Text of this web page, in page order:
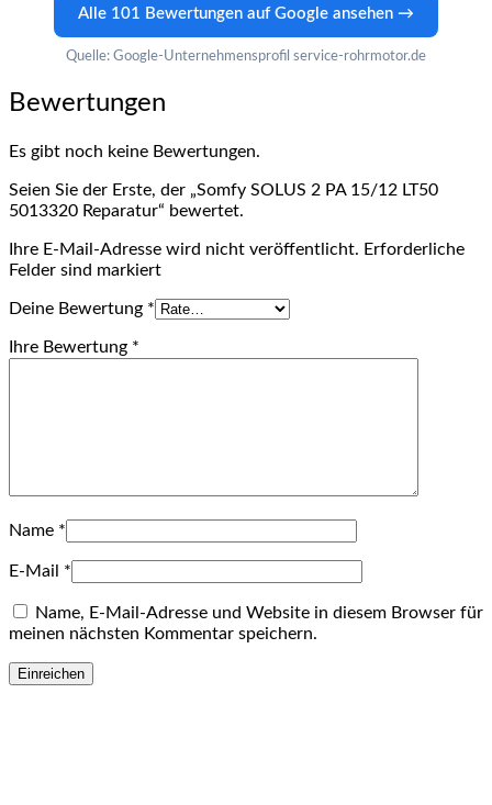
Alle 101 Bewertungen auf Google ansehen →
Quelle: Google-Unternehmensprofil service-rohrmotor.de
Bewertungen
Es gibt noch keine Bewertungen.
Seien Sie der Erste, der „Somfy SOLUS 2 PA 15/12 LT50
5013320 Reparatur“ bewertet.
Ihre E-Mail-Adresse wird nicht veröffentlicht. Erforderliche
Felder sind markiert
Deine Bewertung *
Ihre Bewertung *
Name *
E-Mail *
Name, E-Mail-Adresse und Website in diesem Browser für
meinen nächsten Kommentar speichern.